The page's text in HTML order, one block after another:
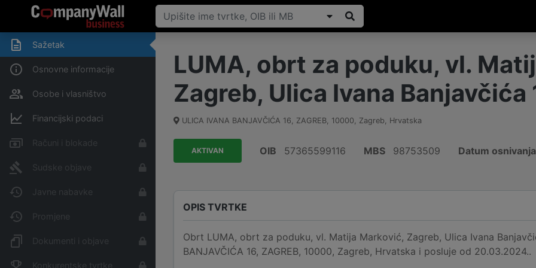
Sažetak
Osnovne informacije
Osobe i vlasništvo
Financijski podaci
Računi i blokade
Sudske objave
Javne nabavke
Promjene
Dokumenti i objave
Konkurentske tvrtke
LUMA, obrt za poduku, vl.
Zagreb, Ulica Ivana Banjavčića
ULICA IVANA BANJAVČIĆA 16, ZAGREB, 10000, Zagreb, Hrvatska
AKTIVAN OIB 57365599116 MBS 98753509 Datum osnivanja
OPIS TVRTKE
Obrt LUMA, obrt za poduku, vl. Matija Marković, Zagreb, Ulica Ivana
BANJAVČIĆA 16, ZAGREB, 10000, Zagreb, Hrvatska i posluje od 20.03.2024..